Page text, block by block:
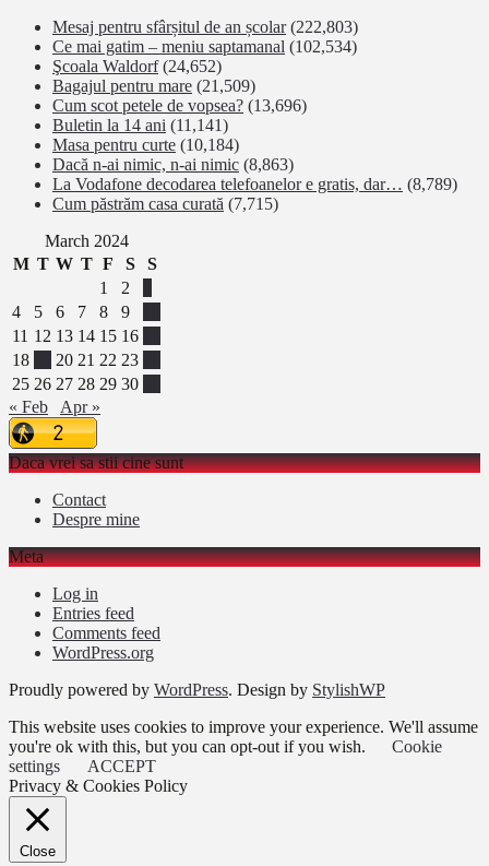
Mesaj pentru sfârșitul de an școlar (222,803)
Ce mai gatim – meniu saptamanal (102,534)
Şcoala Waldorf (24,652)
Bagajul pentru mare (21,509)
Cum scot petele de vopsea? (13,696)
Buletin la 14 ani (11,141)
Masa pentru curte (10,184)
Dacă n-ai nimic, n-ai nimic (8,863)
La Vodafone decodarea telefoanelor e gratis, dar… (8,789)
Cum păstrăm casa curată (7,715)
March 2024
M T W T F S
S
1
2
4
5 6 7 8 9
11 12 13 14 15 16
18
20 21 22 23
25 26 27 28 29 30
« Feb
Apr »
Daca vrei sa stii cine sunt
Contact
Despre mine
Meta
Log in
Entries feed
Comments feed
WordPress.org
Proudly powered by WordPress. Design by StylishWP
This website uses cookies to improve your experience. We'll assume
you're ok with this, but you can opt-out if you wish.
Cookie
settings
ACCEPT
Privacy & Cookies Policy
Close